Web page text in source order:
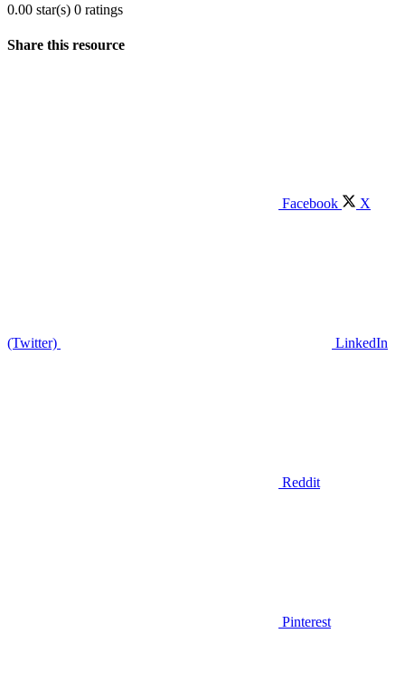
0.00 star(s) 0 ratings
Share this resource
Facebook X
(Twitter) LinkedIn
Reddit
Pinterest